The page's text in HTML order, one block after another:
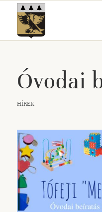
Óvodai
HÍREK